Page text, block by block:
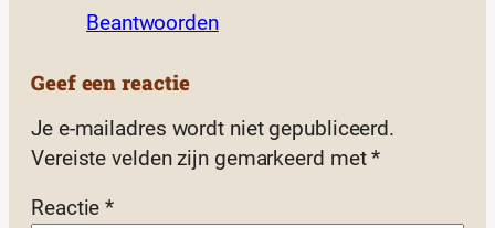
Beantwoorden
Geef een reactie
Je e-mailadres wordt niet gepubliceerd.
Vereiste velden zijn gemarkeerd met*
Reactie*